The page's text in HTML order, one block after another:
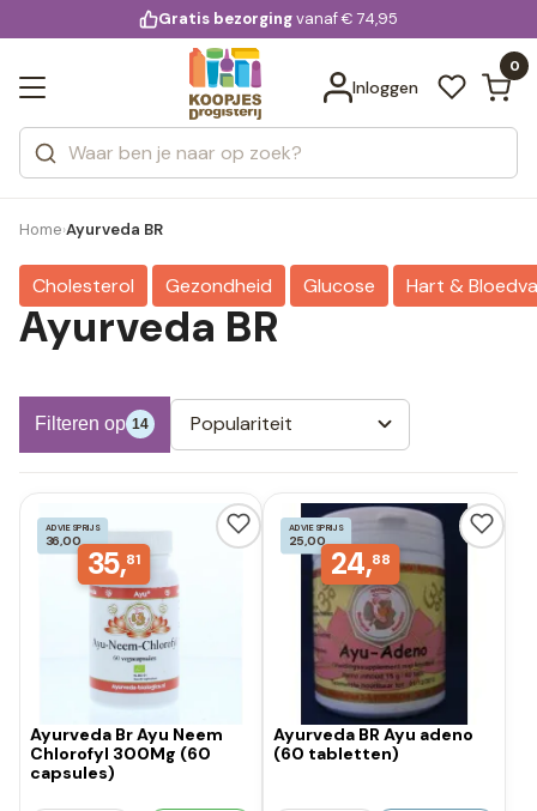
voor 20:00 uur besteld
Gratis bezorgingvanaf € 74,95
Inloggen
0
Zoeken
Categorieën
Merken
Bekijk alle resultaten
Home›Ayurveda BR
Cholesterol Gezondheid Glucose Hart &
Ayurveda BR
Filteren op 14 Populariteit
ADVIESPRIJS
36,00
35,81
Ayurveda Br Ayu Neem
Chlorofyl 300Mg (60
capsules)
ADVIESPRIJS
25,00
24,88
Ayurveda BR Ayu adeno
(60 tabletten)